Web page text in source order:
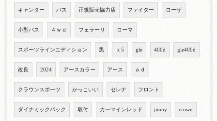
キャンター バス 正規販売協力店 ファイター ローザ
小型バス ４ｗｄ フェラーリ ローマ
スポーツラインエディション 黒 ｘ5 gle 400d gle400d
改良 2024 アースカラー アース ａｄ
クラウンスポーツ かっこいい セレナ フロント
ダイナミックパック 取付 カーマインレッド jimny crown